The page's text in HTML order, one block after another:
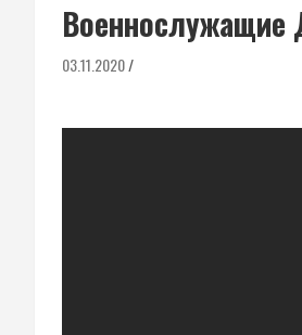
Военнослужащие
03.11.2020